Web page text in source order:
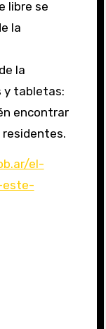
libre se
la
la
y tabletas:
encontrar
el-
este-